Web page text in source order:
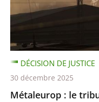
Métaleurop : le
DÉCISION DE JUSTICE
30 décembre 2025